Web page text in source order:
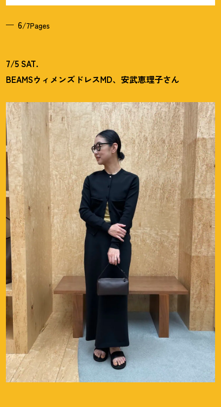
6/7Pages
7/5 SAT.
BEAMSウィメンズドレスMD、安武恵理子さん